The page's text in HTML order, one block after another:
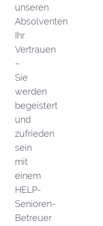
unseren
Absolventen
Ihr
Vertrauen
–
Sie
werden
begeistert
und
zufrieden
sein
mit
einem
HELP-
Senioren-
Betreuer